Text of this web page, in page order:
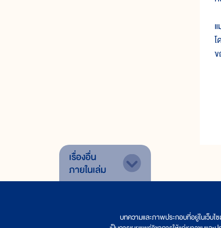
เรื่องอื่น
ภายในเล่ม
บทความและภาพประกอบที่อยู่ในเว็บ